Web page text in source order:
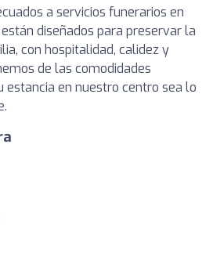
a servicios funerarios en
diseñados para preservar la
con hospitalidad, calidez y
de las comodidades
estancia en nuestro centro sea lo